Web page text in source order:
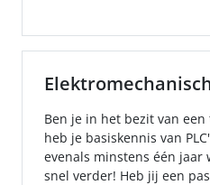
Ben je in het bezit van
heb je basiskennis van
evenals minstens één jaar
snel verder! Heb jij een